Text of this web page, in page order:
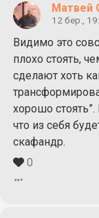
Матвей
12 бер.,
Видимо это
плохо стоять,
сделают хоть
хорошо
что из себя
скафандр.
0